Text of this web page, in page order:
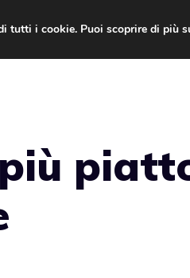
tutti i cookie. Puoi scoprire di più